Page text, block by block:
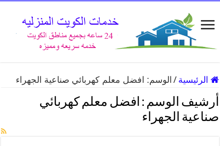
الرئيسية / الوسم: افضل معلم كهربائي صناعية الجهراء
أرشيف الوسم : افضل معلم كهربائي
صناعية الجهراء